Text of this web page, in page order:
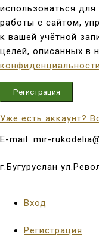
использоваться
работы с сайтом,
к вашей учётной
целей, описанных в
конфиденциальности
Регистрация
Уже есть аккаунт?
E-mail: mir-
г.Бугуруслан
Вход
Регистрация